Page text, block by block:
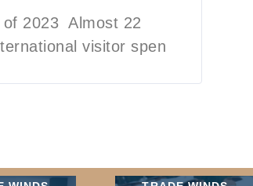
2023 Almost 22
visitor spen